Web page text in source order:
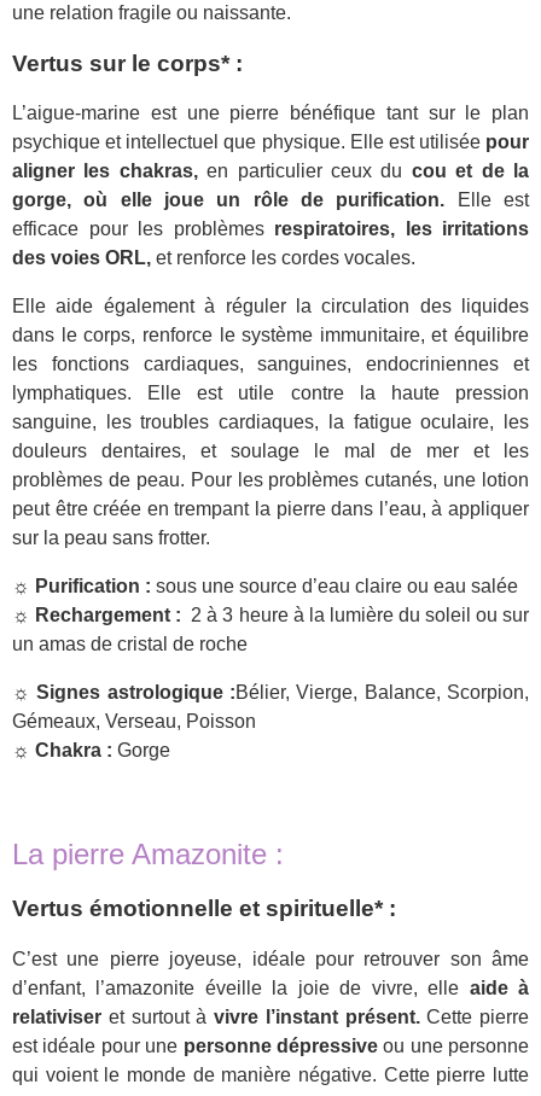
une relation fragile ou naissante.
Vertus sur le corps* :
L’aigue-marine est une pierre bénéfique tant sur le plan
psychique et intellectuel que physique. Elle est utiliséepour
aligner les chakras,en particulier ceux du cou et de la
gorge, où elle joue un rôle de purification. Elle est
efficace pour les problèmes respiratoires, les irritations
des voies ORL, et renforce les cordes vocales.
Elle aide également à réguler la circulation des liquides
dans le corps, renforce le système immunitaire, et équilibre
les fonctions cardiaques, sanguines, endocriniennes et
lymphatiques. Elle est utile contre la haute pression
sanguine, les troubles cardiaques, la fatigue oculaire, les
douleurs dentaires, et soulage le mal de mer et les
problèmes de peau. Pour les problèmes cutanés, une lotion
peut être créée en trempant la pierre dans l’eau, à appliquer
sur la peau sans frotter.
☼ Purification : sous une source d’eau claire ou eau salée
☼ Rechargement : 2 à 3 heure à la lumière du soleil ou sur
un amas de cristal de roche
☼ Signes astrologique :Bélier, Vierge, Balance, Scorpion,
Gémeaux, Verseau, Poisson
☼ Chakra : Gorge
La pierre Amazonite :
Vertus émotionnelle et spirituelle* :
C’est une pierre joyeuse, idéale pour retrouver son âme
d’enfant, l’amazonite éveille la joie de vivre, elle aide à
relativiser et surtout à vivre l’instant présent.Cette pierre
est idéale pour une personne dépressiveou une personne
qui voient le monde de manière négative. Cette pierre lutte